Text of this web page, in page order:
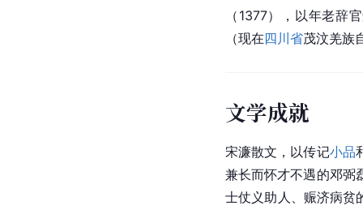
（1377），以年老辞
（现在四川省茂汶羌族
文学成就
宋濂散文，以传记小品
兼长而怀才不遇的邓弼
士仗义助人、赈济病贫